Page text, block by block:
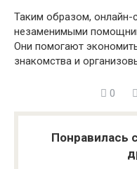
Таким образом, онлайн-
незаменимыми
Они помогают
знакомства и
0
Понравилась